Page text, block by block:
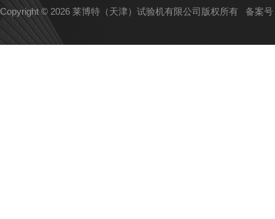
Copyright © 2026 莱博特（天津）试验机有限公司版权所有 备案号